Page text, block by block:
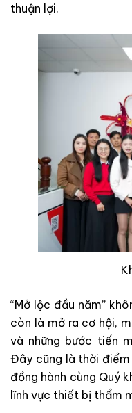
thuận lợi.
“Mở lộc đầu năm”
còn là mở ra cơ hội,
và những bước tiến
Đây cũng là thời điểm
đồng hành cùng Quý
lĩnh vực thiết bị thẩm